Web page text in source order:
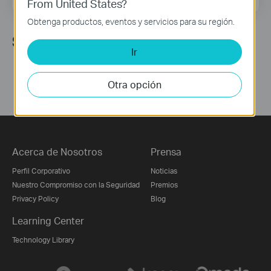
Síguenos
Acerca de Nosotros
Perfil Corporativo
Nuestro Compromiso con la Seguridad
Privacy Policy
Prensa
Noticias
Premios
Blog
Learning Center
Technology Library
From United States?
Obtenga productos, eventos y servicios para su región.
Ir
Otra opción